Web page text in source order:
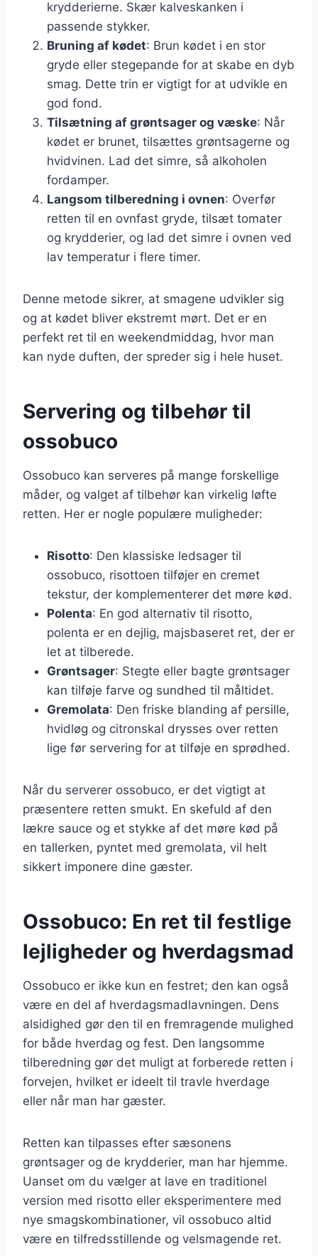
krydderierne. Skær kalveskanken i
passende stykker.
Bruning af kødet: Brun kødet i en stor
gryde eller stegepande for at skabe en dyb
smag. Dette trin er vigtigt for at udvikle en
god fond.
Tilsætning af grøntsager og væske: Når
kødet er brunet, tilsættes grøntsagerne og
hvidvinen. Lad det simre, så alkoholen
fordamper.
Langsom tilberedning i ovnen: Overfør
retten til en ovnfast gryde, tilsæt tomater
og krydderier, og lad det simre i ovnen ved
lav temperatur i flere timer.
Denne metode sikrer, at smagene udvikler sig
og at kødet bliver ekstremt mørt. Det er en
perfekt ret til en weekendmiddag, hvor man
kan nyde duften, der spreder sig i hele huset.
Servering og tilbehør til
ossobuco
Ossobuco kan serveres på mange forskellige
måder, og valget af tilbehør kan virkelig løfte
retten. Her er nogle populære muligheder:
Risotto: Den klassiske ledsager til
ossobuco, risottoen tilføjer en cremet
tekstur, der komplementerer det møre kød.
Polenta: En god alternativ til risotto,
polenta er en dejlig, majsbaseret ret, der er
let at tilberede.
Grøntsager: Stegte eller bagte grøntsager
kan tilføje farve og sundhed til måltidet.
Gremolata: Den friske blanding af persille,
hvidløg og citronskal drysses over retten
lige før servering for at tilføje en sprødhed.
Når du serverer ossobuco, er det vigtigt at
præsentere retten smukt. En skefuld af den
lækre sauce og et stykke af det møre kød på
en tallerken, pyntet med gremolata, vil helt
sikkert imponere dine gæster.
Ossobuco: En ret til festlige
lejligheder og hverdagsmad
Ossobuco er ikke kun en festret; den kan også
være en del af hverdagsmadlavningen. Dens
alsidighed gør den til en fremragende mulighed
for både hverdag og fest. Den langsomme
tilberedning gør det muligt at forberede retten i
forvejen, hvilket er ideelt til travle hverdage
eller når man har gæster.
Retten kan tilpasses efter sæsonens
grøntsager og de krydderier, man har hjemme.
Uanset om du vælger at lave en traditionel
version med risotto eller eksperimentere med
nye smagskombinationer, vil ossobuco altid
være en tilfredsstillende og velsmagende ret.